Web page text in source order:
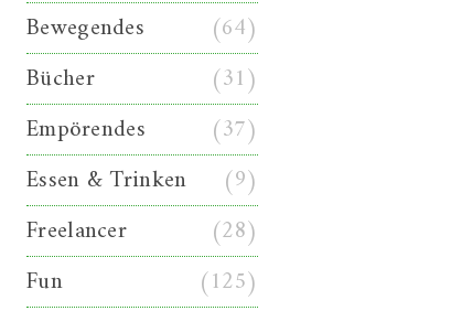
Bewegendes
(64)
Bücher
(31)
Empörendes
(37)
Essen & Trinken
(9)
Freelancer
(28)
Fun
(125)